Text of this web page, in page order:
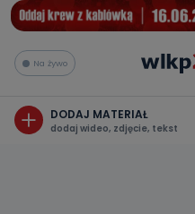
Na żywo
DODAJ MATERIAŁ
dodaj wideo, zdjęcie, tekst